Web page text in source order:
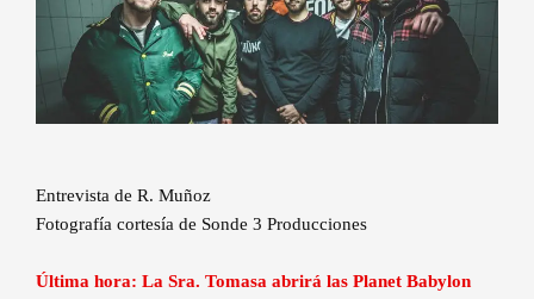
Entrevista de R. Muñoz
Fotografía cortesía de Sonde 3 Producciones
Última hora: La Sra. Tomasa abrirá las Planet Babylon